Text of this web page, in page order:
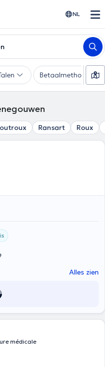
NL
Betaalmethode
Ransart Roux
Alles zien
médicale